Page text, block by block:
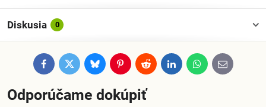
Diskusia 0
FacebookTwitterBlueskyPinterestRedditLinkedInWhatsApp
E-
mail
Odporúčame dokúpiť